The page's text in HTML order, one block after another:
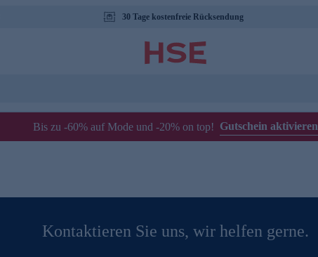
30 Tage kostenfreie Rücksendung
Bis zu -60% auf Mode und -20% on top! Gutschein aktivieren
Kontaktieren Sie uns, wir helfen gerne.